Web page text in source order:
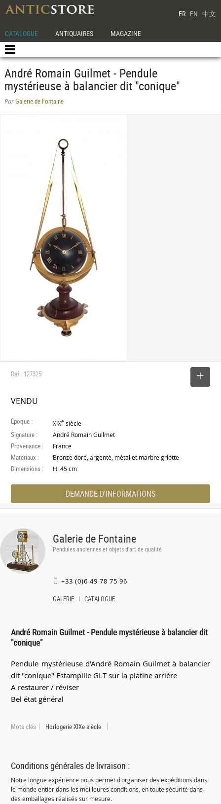
FR EN 中文
CATALOGUE ANTIQUAIRES MAGAZINE
André Romain Guilmet - Pendule
mystérieuse à balancier dit "conique"
ParGalerie de Fontaine
Réf : 127325
VENDU
Époque : XIXe siècle
Signature : André Romain Guilmet
Provenance : France
Materiaux : Bronze doré, argenté, métal et marbre griotte
Dimensions : H. 45 cm
DEMANDE D'INFORMATIONS
Galerie de Fontaine
Pendules anciennes et objets d'art de qualité
+33 (0)6 49 78 75 96
GALERIE CATALOGUE
André Romain Guilmet - Pendule mystérieuse à balancier dit
"conique"
Pendule mystérieuse d'André Romain Guilmet à balancier
dit "conique" Estampille GLT sur la platine arrière
A restaurer / réviser
Bel état général
Mots clés Horlogerie XIXe siècle
Conditions générales de livraison :
Notre longue expérience nous permet d'organiser des expéditions dans
le monde entier dans les meilleures conditions, en toute sécurité dans
des emballages réalisés sur mesure.